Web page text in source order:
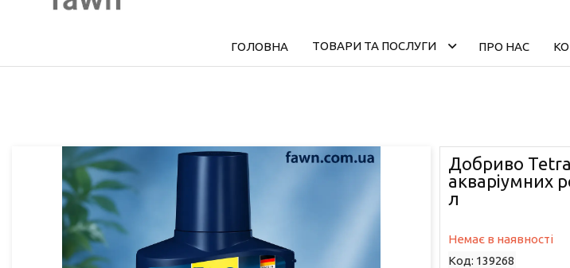
ГОЛОВНА ТОВАРИ ТА ПОСЛУГИ ПРО НАС
Добриво
акваріумних
л
Немає в наявності
Код: 139268